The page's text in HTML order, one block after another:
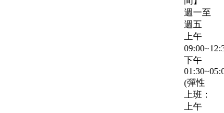
週一至
週五
上午
下午
(彈性
上班：
上午